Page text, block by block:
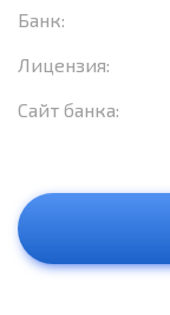
Банк:
Лицензия:
Сайт банка: